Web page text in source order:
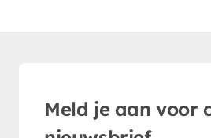
Meld je aan voor